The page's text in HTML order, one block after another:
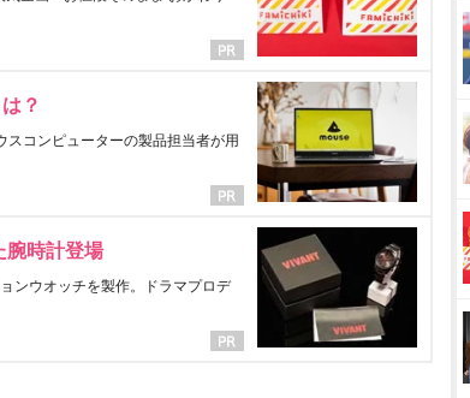
？
コンピューターの製品担当者が用
腕時計登場
ンウオッチを製作。ドラマプロデ